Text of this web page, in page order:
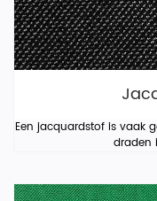
Een jacquardstof is vaak
draden